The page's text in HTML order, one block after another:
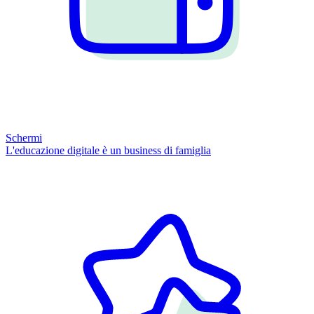
Schermi
L'educazione digitale è un business di famiglia